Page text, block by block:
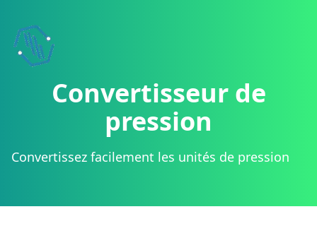
Convertisseur de
pression
Convertissez facilement les unités de pression